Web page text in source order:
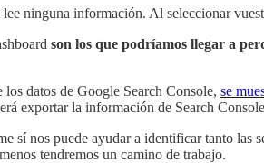
ninguna información. Al seleccionar
son los que podríamos llegar a
datos de Google Search Console, se
exportar la información de Search
sí nos puede ayudar a identificar tanto
tendremos un camino de trabajo.